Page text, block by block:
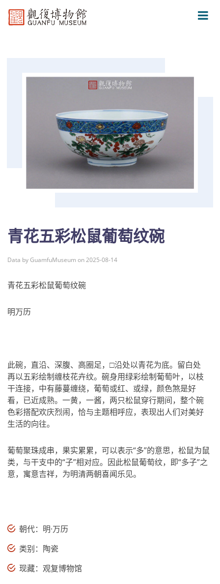
青花五彩松鼠葡萄纹碗
Data by GuamfuMuseum on 2025-08-14
青花五彩松鼠葡萄纹碗
明万历
此碗，直沿、深腹、高圈足，□沿处以青花为底。留白处
再以五彩绘制缠枝花卉纹。碗身用绿彩绘制葡萄叶，以枝
干连接，中有藤蔓缠绕，葡萄或红、或绿，颜色煞是好
看，已近成熟。一黄，一酱，两只松鼠穿行期间，整个碗
色彩搭配欢庆烈闹，恰与主题相呼应，表现出人们对美好
生活的向往。
葡萄聚珠成串，果实累累，可以表示“多”的意思，松鼠为鼠
类，与干支中的“子”相对应。因此松鼠葡萄纹，即“多子”之
意，寓意吉祥，为明清两朝喜闻乐见。
朝代：明·万历
类别：陶瓷
现藏：观复博物馆